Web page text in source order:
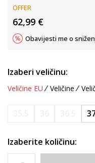
OFFER
62,99 €
Obavijesti me o
Izaberi veličinu:
Veličine EU Veličine
Izaberite količinu: